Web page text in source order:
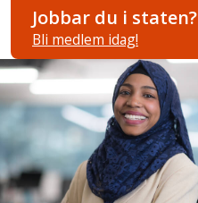
Jobbar du i staten?
Bli medlem idag!